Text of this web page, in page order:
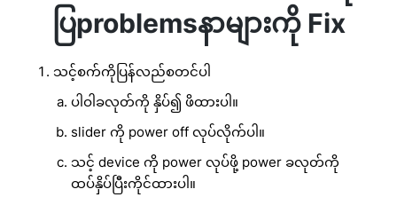
ပြproblemsနာများကို Fix
သင့်စက်ကိုပြန်လည်စတင်ပါ
ပါဝါခလုတ်ကို နှိပ်၍ ဖိထားပါ။
slider ကို power off လုပ်လိုက်ပါ။
သင့် device ကို power လုပ်ဖို့ power ခလုတ်ကို
ထပ်နှိပ်ပြီးကိုင်ထားပါ။